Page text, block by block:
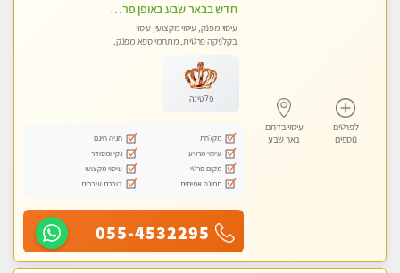
לפרטים
נוספים
עיסוי בדרום
באר שבע
חדש בבאר שבע באופן פרטי ודיסקרטי מקום יפה מסודר נקי ואווירה נעימה יחס טוב בבית חם! ללא מין !
עיסוי מפנק, עיסוי מקצועי, עיסוי
בקלניקה פרטית, מתחמי ספא מפנק,
פלטינה
מקלחת
חניה חינם
עיסוי מרגיע
נקי ומסודר
מקום פרטי
עיסוי מקצועי
תמונה אמיתית
דוברת עיברית
055-4532295